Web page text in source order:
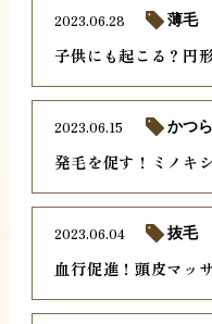
子供にも起こる？円
2023.06.28 薄毛
発毛を促す！ミノキ
2023.06.15 かつら
血行促進！頭皮マッ
2023.06.04 抜毛